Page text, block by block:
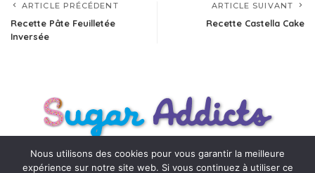
ARTICLE PRÉCÉDENT
Recette Pâte Feuilletée
Inversée
ARTICLE SUIVANT
Recette Castella Cake
Pour améliorer votre visite de notre site nous utilisons des
Nous utilisons des cookies pour vous garantir la meilleure
expérience sur notre site web. Si vous continuez à utiliser ce